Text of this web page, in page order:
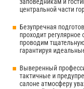
заповедникам и
центральной части
Безупречная
проходит
проводим
гарантируя
Выверенный
тактичные и
салоне атмосферу